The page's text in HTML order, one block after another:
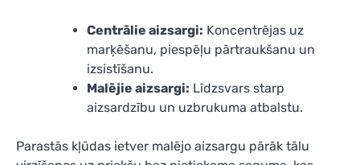
Centrālie aizsargi: Koncentrējas uz
marķēšanu, piespēļu pārtraukšanu un
izsistīšanu.
Malējie aizsargi: Līdzsvars starp
aizsardzību un uzbrukuma atbalstu.
Parastās kļūdas ietver malējo aizsargu pārāk tālu